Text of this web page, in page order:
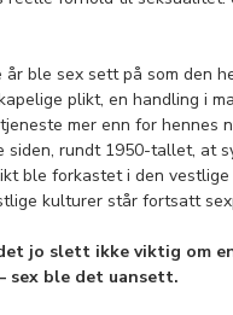
år ble sex sett på som den
plikt, en handling i
mer enn for hennes
siden, rundt 1950-tallet, at
ble forkastet i den
kulturer står fortsatt
jo slett ikke viktig om
sex ble det uansett.